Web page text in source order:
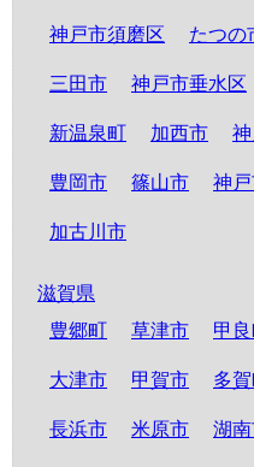
神戸市須磨区 たつの
三田市 神戸市垂水区
新温泉町 加西市
豊岡市 篠山市 神
加古川市
滋賀県
豊郷町
草津市 甲
大津市 甲賀市 多
長浜市 米原市 湖